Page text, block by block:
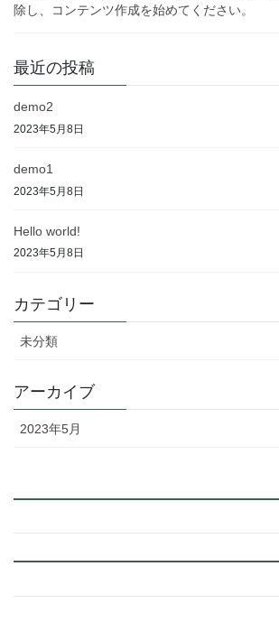
除し、コンテンツ作成を始めてください。
最近の投稿
demo2
2023年5月8日
demo1
2023年5月8日
Hello world!
2023年5月8日
カテゴリー
未分類
アーカイブ
2023年5月